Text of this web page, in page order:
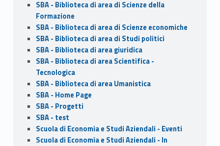
SBA - Biblioteca di area di Scienze della
Formazione
SBA - Biblioteca di area di Scienze economiche
SBA - Biblioteca di area di Studi politici
SBA - Biblioteca di area giuridica
SBA - Biblioteca di area Scientifica -
Tecnologica
SBA - Biblioteca di area Umanistica
SBA - Home Page
SBA - Progetti
SBA - test
Scuola di Economia e Studi Aziendali - Eventi
Scuola di Economia e Studi Aziendali - In